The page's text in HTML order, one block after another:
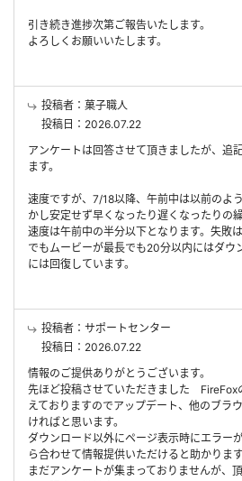
引き続き進捗次第ご報告いたします。
よろしくお願いいたします。
投稿者：菓子職人
投稿日：2026.07.22
アンケートは回答させて頂きましたが、追
ます。
速度ですが、7/18以降、午前中は以前のよ
かし安定せず早くなったり遅くなったりの
速度は午前中の半分以下となります。失敗
でもムービーが最長でも20分以内にはダウ
には回復しています。
投稿者：サポートセンター
投稿日：2026.07.22
情報のご提供ありがとうございます。
先ほど投稿させていただきました FireFox
えておりますのでアップデート、他のブラ
ければと思います。
ダウンロード以外にページ表示時にエラー
ら合わせて情報提供いただけると助かります
まだアンケートが集まっておりませんが、